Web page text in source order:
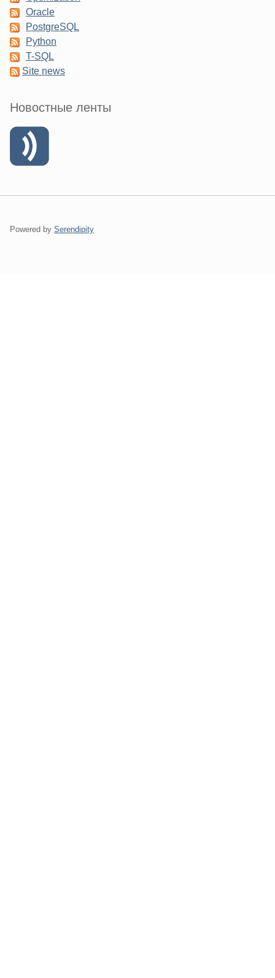
Oracle
PostgreSQL
Python
T-SQL
Site news
Новостные ленты
Powered by Serendipity